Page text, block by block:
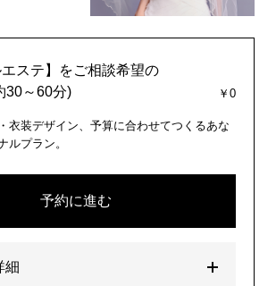
エステ】をご相談希望の
30～60分)
￥0
衣装デザイン、予算に合わせてつくるあな
ルプラン。
予約に進む
細